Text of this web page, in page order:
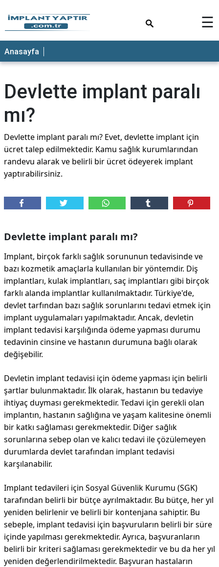
☰
Anasayfa
Devlette implant paralı
mı?
Devlette implant paralı mı? Evet, devlette implant için
ücret talep edilmektedir. Kamu sağlık kurumlarından
randevu alarak ve belirli bir ücret ödeyerek implant
yaptırabilirsiniz.
Devlette implant paralı mı?
Implant, birçok farklı sağlık sorununun tedavisinde ve
bazı kozmetik amaçlarla kullanılan bir yöntemdir. Diş
implantları, kulak implantları, saç implantları gibi birçok
farklı alanda implantlar kullanılmaktadır. Türkiye'de,
devlet tarfından bazı sağlık sorunlarını tedavi etmek için
implant uygulamaları yapılmaktadır. Ancak, devletin
implant tedavisi karşılığında ödeme yapması durumu
tedavinin cinsine ve hastanın durumuna bağlı olarak
değişebilir.
Devletin implant tedavisi için ödeme yapması için belirli
şartlar bulunmaktadır. İlk olarak, hastanın bu tedaviye
ihtiyaç duyması gerekmektedir. Tedavi için gerekli olan
implantın, hastanın sağlığına ve yaşam kalitesine önemli
bir katkı sağlaması gerekmektedir. Diğer sağlık
sorunlarına sebep olan ve kalıcı tedavi ile çözülemeyen
durumlarda devlet tarafından implant tedavisi
karşılanabilir.
Implant tedavileri için Sosyal Güvenlik Kurumu (SGK)
tarafından belirli bir bütçe ayrılmaktadır. Bu bütçe, her yıl
yeniden belirlenir ve belirli bir kontenjana sahiptir. Bu
sebeple, implant tedavisi için başvuruların belirli bir süre
içinde yapılması gerekmektedir. Ayrıca, başvuranların
belirli bir kriteri sağlaması gerekmektedir ve bu da her yıl
yeniden değerlendirilmektedir. Başvuran hastaların